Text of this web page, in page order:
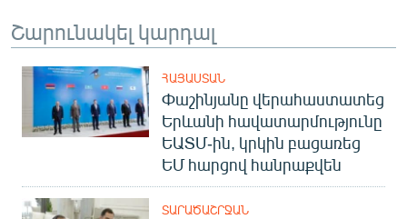
Շարունակել կարդալ
ՀԱՅԱՍՏԱՆ
Փաշինյանը վերահաստատեց
Երևանի հավատարմությունը
ԵԱՏՄ-ին, կրկին բացառեց
ԵՄ հարցով հանրաքվեն
ՏԱՐԱԾԱՇՐՋԱՆ